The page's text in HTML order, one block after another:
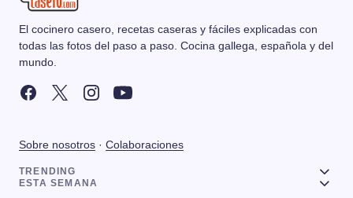
El cocinero casero, recetas caseras y fáciles explicadas con
todas las fotos del paso a paso. Cocina gallega, española y del
mundo.
Sobre nosotros · Colaboraciones
TRENDING
ESTA SEMANA